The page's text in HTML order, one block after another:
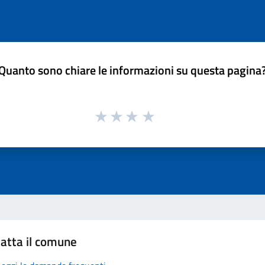
sono chiare le informazioni su questa
il comune